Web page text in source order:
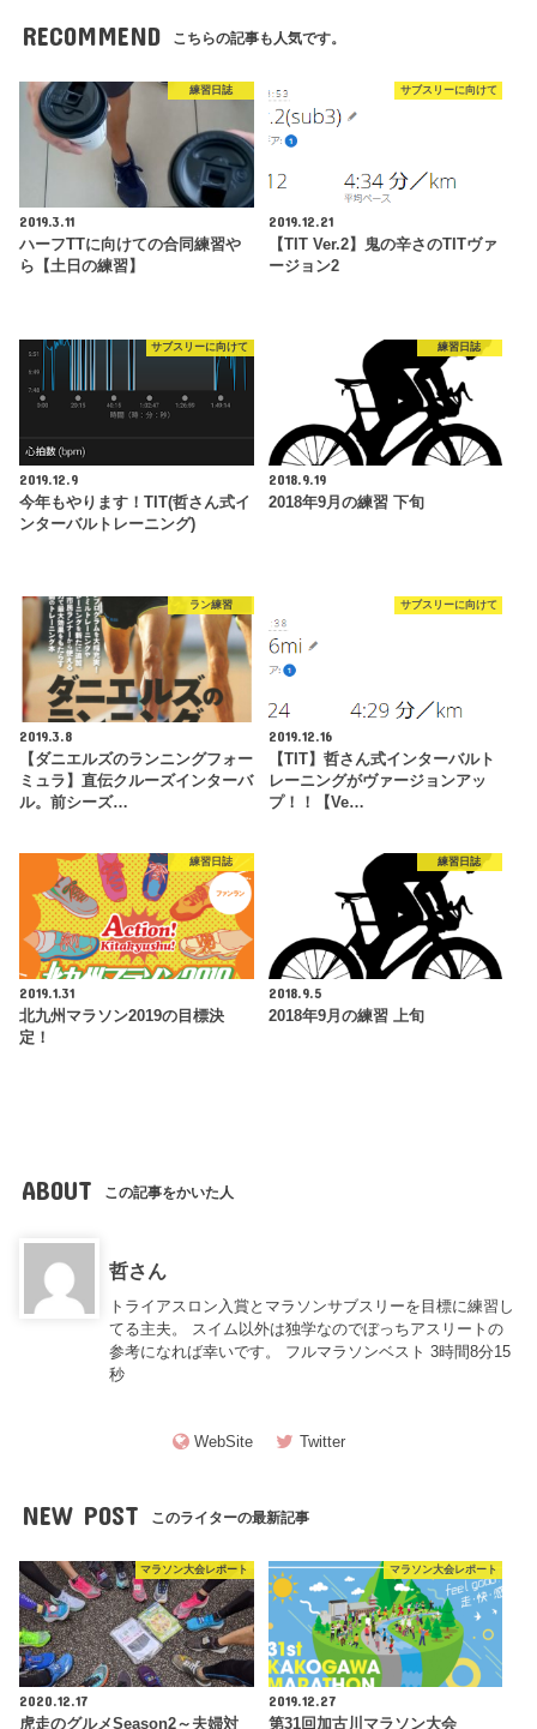
RECOMMEND こちらの記事も人気です。
練習日誌
2019.3.11
ハーフTTに向けての合同練習や
ら【土日の練習】
サブスリーに向けて
2019.12.21
【TIT Ver.2】鬼の辛さのTITヴァ
ージョン2
サブスリーに向けて
2019.12.9
今年もやります！TIT(哲さん式イ
ンターバルトレーニング)
練習日誌
2018.9.19
2018年9月の練習 下旬
ラン練習
2019.3.8
【ダニエルズのランニングフォー
ミュラ】直伝クルーズインターバ
ル。前シーズ…
サブスリーに向けて
2019.12.16
【TIT】哲さん式インターバルト
レーニングがヴァージョンアッ
プ！！【Ve…
練習日誌
2019.1.31
北九州マラソン2019の目標決
定！
練習日誌
2018.9.5
2018年9月の練習 上旬
ABOUT この記事をかいた人
哲さん
トライアスロン入賞とマラソンサブスリーを目標に練習し
てる主夫。 スイム以外は独学なのでぼっちアスリートの
参考になれば幸いです。 フルマラソンベスト 3時間8分15
秒
WebSite Twitter
NEW POST このライターの最新記事
マラソン大会レポート
2020.12.17
虎走のグルメSeason2～夫婦対
マラソン大会レポート
2019.12.27
第31回加古川マラソン大会